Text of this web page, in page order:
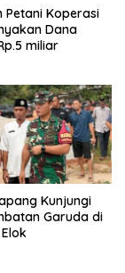
Petani Koperasi
Dana
miliar
Kunjungi
Garuda di